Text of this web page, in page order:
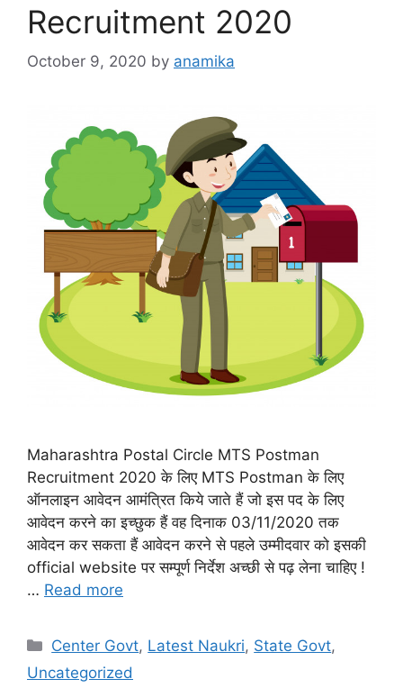
Recruitment 2020
October 9, 2020 by anamika
Maharashtra Postal Circle MTS Postman
Recruitment 2020 के लिए MTS Postman के लिए
ऑनलाइन आवेदन आमंत्रित किये जाते हैं जो इस पद के लिए
आवेदन करने का इच्छुक हैं वह दिनाक 03/11/2020 तक
आवेदन कर सकता हैं आवेदन करने से पहले उम्मीदवार को इसकी
official website पर सम्पूर्ण निर्देश अच्छी से पढ़ लेना चाहिए !
… Read more
Categories
Center Govt, Latest Naukri, State Govt,
Uncategorized